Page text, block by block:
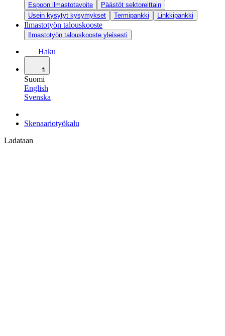
Espoon ilmastotavoite
Päästöt sektoreittain
Usein kysytyt kysymykset
Termipankki Linkkipankki
Ilmastotyön talouskooste
Ilmastotyön talouskooste yleisesti
Haku
fi
Suomi
English
Svenska
Skenaariotyökalu
Ladataan